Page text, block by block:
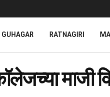
GUHAGAR RATNAGIRI
माजी